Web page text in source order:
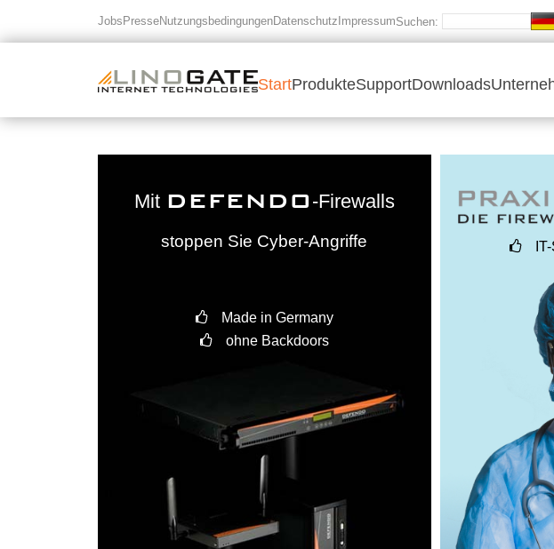
Jobs PresseNutzungsbedingungenDatenschutz ImpressumSuchen:
StartProdukteSupportDownloads
Mit DEFENDO -Firewalls
stoppen Sie Cyber-Angriffe
Made in Germany
ohne Backdoors